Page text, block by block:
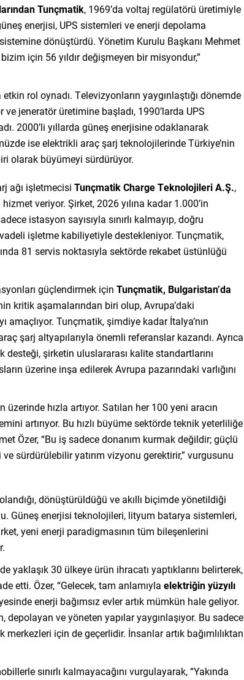
Tunçmatik, 1969’da voltaj regülatörü üretimiyle
enerjisi, UPS sistemleri ve enerji depolama
dönüştürdü. Yönetim Kurulu Başkanı Mehmet
için 56 yıldır değişmeyen bir misyondur,”
rol oynadı. Televizyonların yaygınlaştığı dönemde
jeneratör üretimine başladı, 1990’larda UPS
2000’li yıllarda güneş enerjisine odaklanarak
ise elektrikli araç şarj teknolojilerinde Türkiye’nin
olarak büyümeyi sürdürüyor.
ağı işletmecisi Tunçmatik Charge Teknolojileri A.Ş.,
veriyor. Şirket, 2026 yılına kadar 1.000’in
istasyon sayısıyla sınırlı kalmayıp, doğru
işletme kabiliyetiyle destekleniyor. Tunçmatik,
81 servis noktasıyla sektörde rekabet üstünlüğü
güçlendirmek için Tunçmatik, Bulgaristan’da
kritik aşamalarından biri olup, Avrupa’daki
amaçlıyor. Tunçmatik, şimdiye kadar İtalya’nın
şarj altyapılarıyla önemli referanslar kazandı. Ayrıca
şirketin uluslararası kalite standartlarını
üzerine inşa edilerek Avrupa pazarındaki varlığını
hızla artıyor. Satılan her 100 yeni aracın
artırıyor. Bu hızlı büyüme sektörde teknik yeterliliğe
Özer, “Bu iş sadece donanım kurmak değildir; güçlü
sürdürülebilir yatırım vizyonu gerektirir,” vurgusunu
dönüştürüldüğü ve akıllı biçimde yönetildiği
Güneş enerjisi teknolojileri, lityum batarya sistemleri,
yeni enerji paradigmasının tüm bileşenlerini
yaklaşık 30 ülkeye ürün ihracatı yaptıklarını belirterek,
etti. Özer, “Gelecek, tam anlamıyla elektriğin yüzyılı
enerji bağımsız evler artık mümkün hale geliyor.
depolayan ve yöneten yapılar yaygınlaşıyor. Bu sadece
için de geçerlidir. İnsanlar artık bağımlılıktan
sınırlı kalmayacağını vurgulayarak, “Yakında